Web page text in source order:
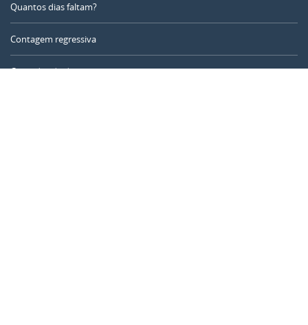
Quantos dias faltam?
Contagem regressiva
Contador de dias